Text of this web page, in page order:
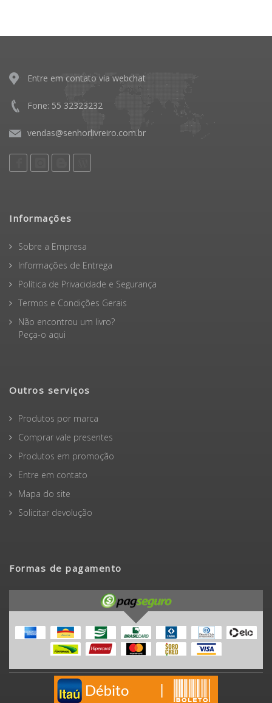
Entre em contato via webchat
Fone: 55 32323232
vendas@senhorlivreiro.com.br
Informações
Sobre a Empresa
Informações de Entrega
Política de Privacidade e Segurança
Termos e Condições Gerais
Não encontrou um livro?
Peça-o aqui
Outros serviços
Produtos por marca
Comprar vale presentes
Produtos em promoção
Entre em contato
Mapa do site
Solicitar devolução
Formas de pagamento